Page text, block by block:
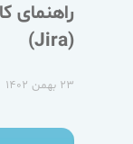
راهنمای
(Jira)
۲۳ بهمن ۱۴۰۲